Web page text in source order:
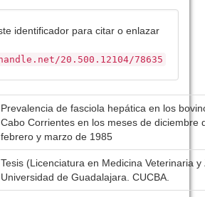
identificador para citar o enlazar
20.500.12104/78635
Prevalencia de fasciola hepática en los
Cabo Corrientes en los meses de diciembre
febrero y marzo de 1985
Tesis (Licenciatura en Medicina Veterinaria
Universidad de Guadalajara. CUCBA.